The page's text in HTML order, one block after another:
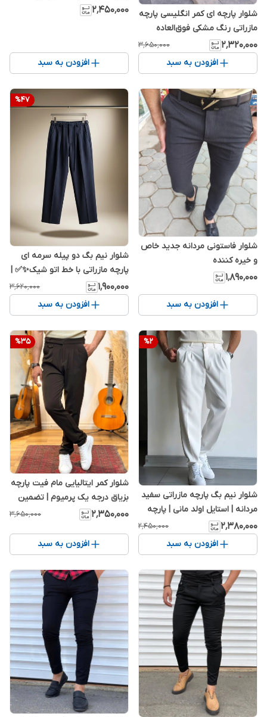
شلوار پارچه ای کمر انگلیسی پارچه
مازراتی رنگ مشکی فوق‌العاده
شیک
۲٬۳۲۰٬۰۰۰ ۳٬۶۵۰٬۰۰۰
افزودن به سبد
استایل اولد مانی | پارچه فوق‌العاده
۲٬۴۵۰٬۰۰۰
افزودن به سبد
شلوار فاستونی مردانه جدید خاص
و خیره کننده
۱٬۸۹۰٬۰۰۰
افزودن به سبد
%47
شلوار نیم بگ دو پیله سرمه ای
پارچه مازراتی با خط اتو شیک✨✅ |
استایل اولد مانی | پارچه فوق‌العاده
خنک 2026
۱٬۹۰۰٬۰۰۰ ۳٬۶۲۰٬۰۰۰
افزودن به سبد
%2
شلوار نیم بگ پارچه مازراتی سفید
مردانه | استایل اولد مانی | پارچه
فوق‌العاده خنک 2026
۲٬۳۸۰٬۰۰۰ ۲٬۴۵۰٬۰۰۰
افزودن به سبد
%35
شلوار کمر ایتالیایی مام فیت پارچه
بزیاق درجه یک پرمیوم | تضمین
بهترین کیفیت
۲٬۳۵۰٬۰۰۰ ۳٬۶۵۰٬۰۰۰
افزودن به سبد